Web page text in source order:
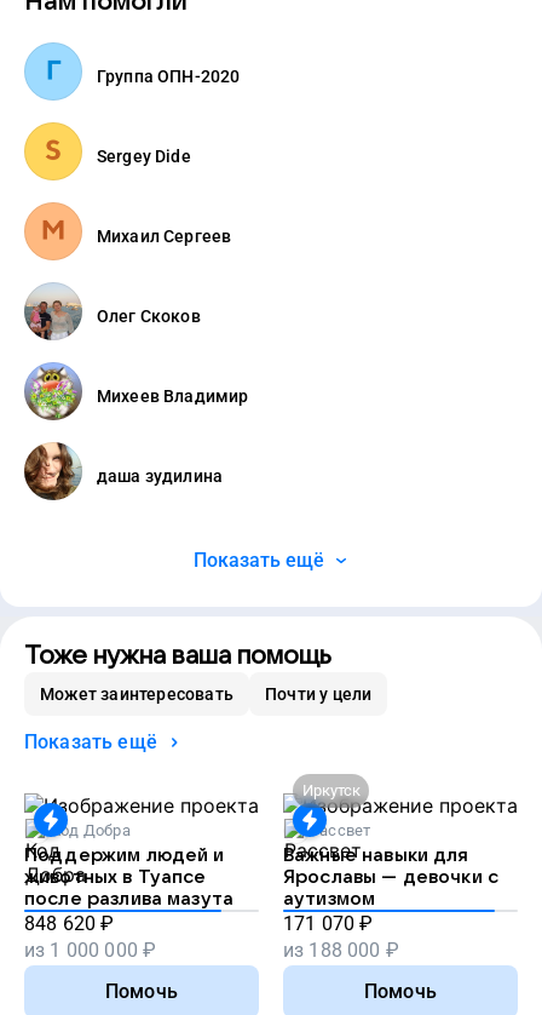
Группа ОПН-2020
Sergey Dide
Михаил Сергеев
Олег Скоков
Михеев Владимир
даша зудилина
Показать ещё
Тоже нужна ваша помощь
Может заинтересовать Почти у цели
Показать ещё
Код Добра
Поддержим людей и
животных в Туапсе
после разлива мазута
848 620 ₽
из 1 000 000 ₽
Помочь
Иркутск
Рассвет
Важные навыки для
Ярославы — девочки с
аутизмом
171 070 ₽
из 188 000 ₽
Помочь